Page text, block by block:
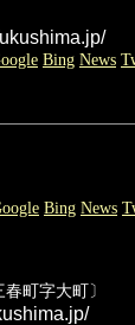
Bing News
Bing News
町字大町〕